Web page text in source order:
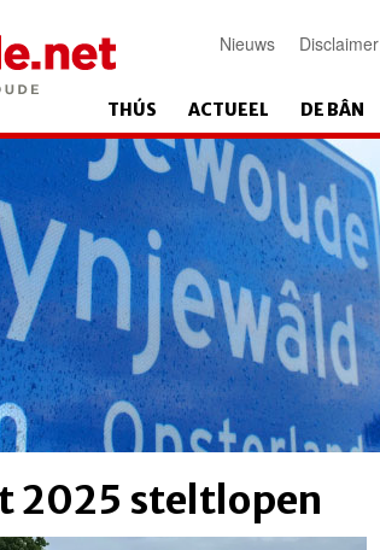
Nieuws Disclaimer
THÚS ACTUEEL DE BÂN
2025 steltlopen